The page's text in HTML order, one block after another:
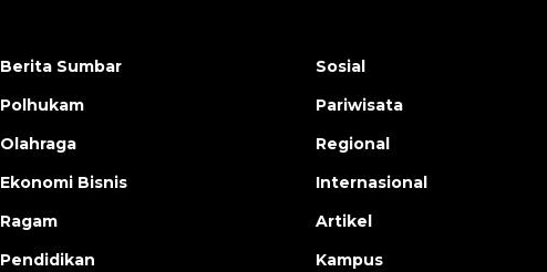
Berita Sumbar
Polhukam
Olahraga
Ekonomi Bisnis
Ragam
Pendidikan
Sosial
Pariwisata
Regional
Internasional
Artikel
Kampus